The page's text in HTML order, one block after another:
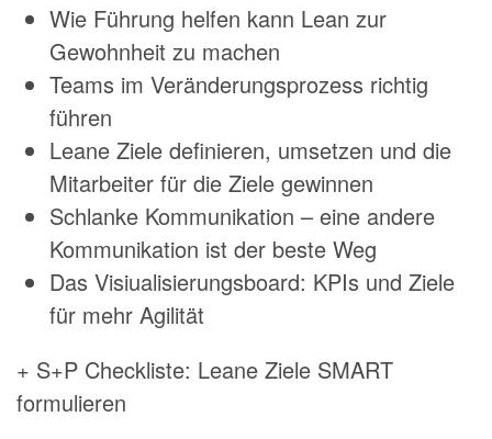
Wie Führung helfen kann Lean zur
Gewohnheit zu machen
Teams im Veränderungsprozess richtig
führen
Leane Ziele definieren, umsetzen und die
Mitarbeiter für die Ziele gewinnen
Schlanke Kommunikation – eine andere
Kommunikation ist der beste Weg
Das Visiualisierungsboard: KPIs und Ziele
für mehr Agilität
+ S+P Checkliste: Leane Ziele SMART
formulieren